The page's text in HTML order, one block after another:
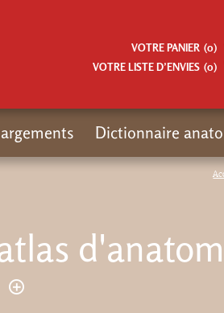
VOTRE PANIER (0)
VOTRE LISTE D’ENVIES (0)
Dictionnaire